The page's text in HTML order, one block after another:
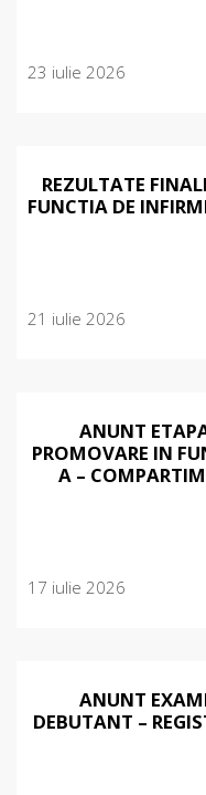
23 iulie 2026
REZULTATE
FUNCTIA DE
21 iulie 2026
ANUNT
PROMOVARE IN
A –
17 iulie 2026
ANUNT
DEBUTANT –